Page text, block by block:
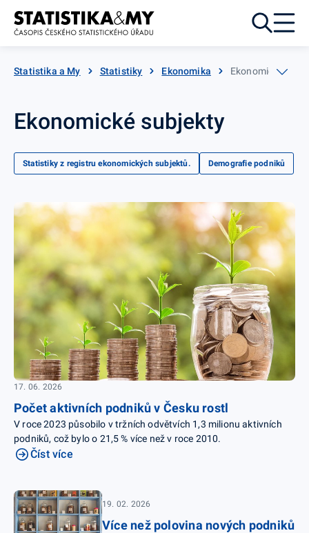
Přejít k obsahu
Statistika a My Statistiky Ekonomika Ekonomické
Ekonomické subjekty
Statistiky z registru ekonomických subjektů. Demografie podniků
17. 06. 2026
Počet aktivních podniků v Česku rostl
V roce 2023 působilo v tržních odvětvích 1,3 milionu aktivních
podniků, což bylo o 21,5 % více než v roce 2010.
Číst více
19. 02. 2026
Více než polovina nových podniků